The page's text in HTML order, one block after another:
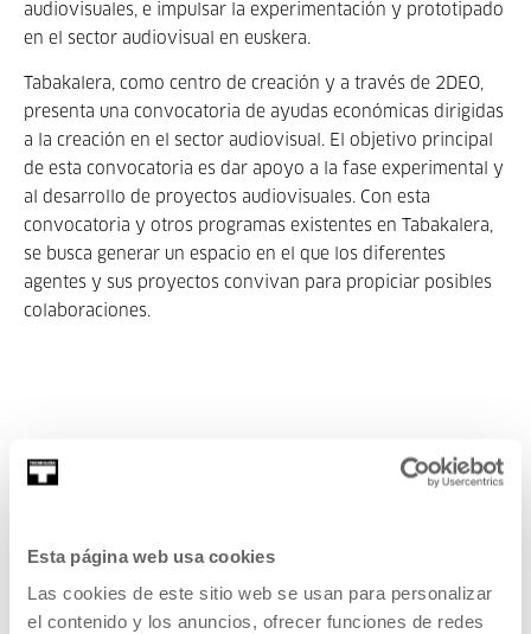
Esta página web usa cookies
Las cookies de este sitio web se usan para personalizar
el contenido y los anuncios, ofrecer funciones de redes
audiovisuales, e impulsar la experimentación y prototipado
en el sector audiovisual en euskera.
Tabakalera, como centro de creación y a través de 2DEO,
presenta una convocatoria de ayudas económicas dirigidas
a la creación en el sector audiovisual. El objetivo principal
de esta convocatoria es dar apoyo a la fase experimental y
al desarrollo de proyectos audiovisuales. Con esta
convocatoria y otros programas existentes en Tabakalera,
se busca generar un espacio en el que los diferentes
agentes y sus proyectos convivan para propiciar posibles
colaboraciones.
Descargas